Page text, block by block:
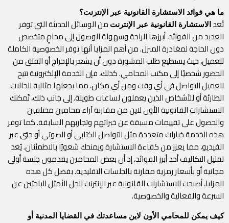
ما هي فوائد الاستشارة القانونية عبر الإنترنت؟
تُعد الاستشارة القانونية عبر الإنترنت من الوسائل الحديثة التي توفر
العديد من الفوائد، أبرزها الراحة وسهولة الوصول إلى محامٍ متخصص
دون الحاجة لمغادرة المنزل. من أهم المزايا أنها توفر الخصوصية الكاملة
للعميل، حيث يستطيع طلب المشورة دون أن يشعر بالإحراج أو القلق من
الحضور شخصيًا إلى مكتب المحامي. كذلك، فإن الخدمة الإلكترونية تتيح
للعميل التواصل في أي وقت ومن أي مكان، مما يجعلها مثالية للحالات
الطارئة أو للأشخاص الذين يعملون لساعات طويلة. إلى جانب ذلك، تُمكنك
الاستشارات القانونية الأون لاين من مقارنة آراء محامين مختلفين
والحصول على تقييمات مسبقة عن خبراتهم وتجاربهم السابقة. كما توفر
هذه الخدمة خيارات متعددة مثل التواصل الكتابي أو الصوتي أو حتى عبر
الفيديو، مما يعزز من كفاءة الاستشارة ويمنحك شعورًا بالاطمئنان. يُعد
تقليل التكاليف أحد أبرز الفوائد، إذ أن بعض المحامين يقدمون جلسة أولى
مجانية أو بأسعار رمزية مقارنة بالجلسات التقليدية. بفضل كل هذه
المزايا، أصبحت الاستشارات القانونية عبر الإنترنت الحل الأمثل للباحثين عن
السرعة والفعالية والخصوصية.
كيف يمكن للمحامي الأون لاين مساعدتك في القضايا المدنية أو